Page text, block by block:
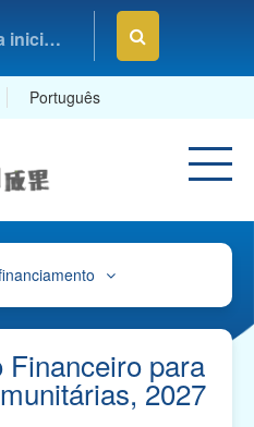
Voltar à página inicial da Fundação Macau
Português
Exemplares
Referência sobre o
Financeiro para
2027